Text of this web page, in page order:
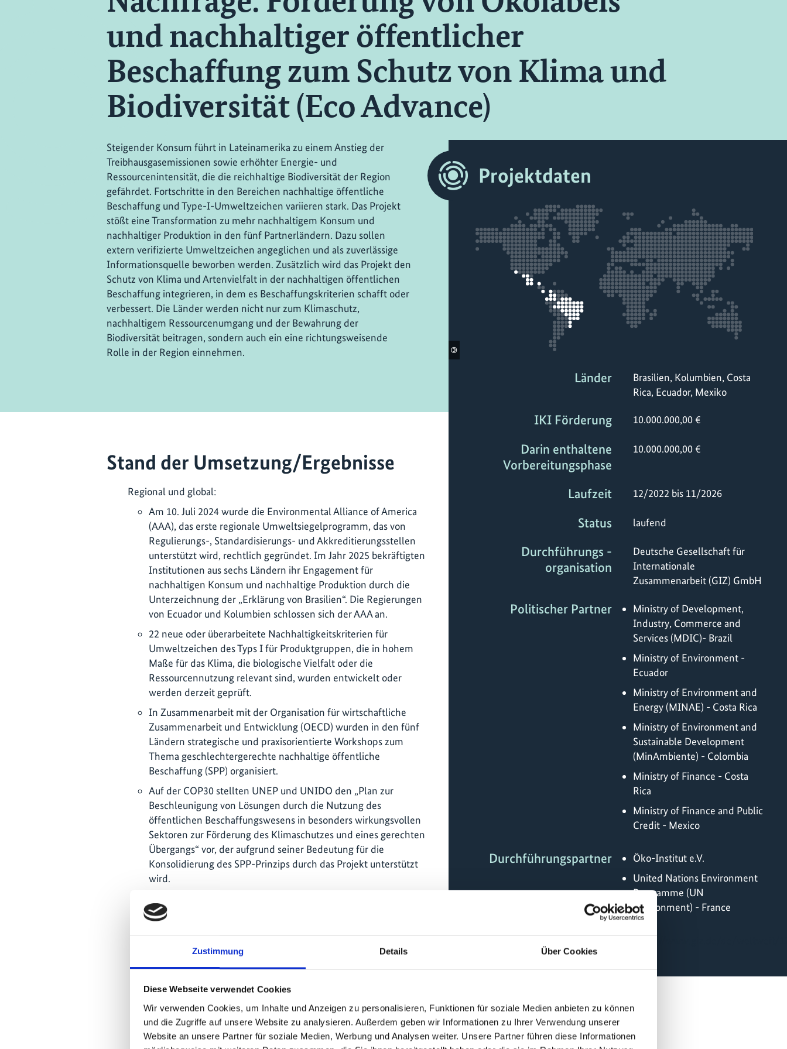
Zustimmung Details Über Cookies
Diese Webseite verwendet Cookies
Wir verwenden Cookies, um Inhalte und Anzeigen zu personalisieren, Funktionen für soziale Medien anbieten zu können
und die Zugriffe auf unsere Website zu analysieren. Außerdem geben wir Informationen zu Ihrer Verwendung unserer
Website an unsere Partner für soziale Medien, Werbung und Analysen weiter. Unsere Partner führen diese Informationen
und nachhaltiger öffentlicher
Beschaffung zum Schutz von Klima und
Biodiversität (Eco Advance)
Steigender Konsum führt in Lateinamerika zu einem Anstieg der
Treibhausgasemissionen sowie erhöhter Energie- und
Ressourcenintensität, die die reichhaltige Biodiversität der Region
gefährdet. Fortschritte in den Bereichen nachhaltige öffentliche
Beschaffung und Type-I-Umweltzeichen variieren stark. Das Projekt
stößt eine Transformation zu mehr nachhaltigem Konsum und
nachhaltiger Produktion in den fünf Partnerländern. Dazu sollen
extern verifizierte Umweltzeichen angeglichen und als zuverlässige
Informationsquelle beworben werden. Zusätzlich wird das Projekt den
Schutz von Klima und Artenvielfalt in der nachhaltigen öffentlichen
Beschaffung integrieren, in dem es Beschaffungskriterien schafft oder
verbessert. Die Länder werden nicht nur zum Klimaschutz,
nachhaltigem Ressourcenumgang und der Bewahrung der
Biodiversität beitragen, sondern auch ein eine richtungsweisende
Rolle in der Region einnehmen.
Projektdaten
©
Länder
Brasilien, Kolumbien, Costa
Rica, Ecuador, Mexiko
IKI Förderung 10.000.000,00 €
Darin enthaltene
Vorbereitungsphase
10.000.000,00 €
Laufzeit 12/2022 bis 11/2026
Status laufend
Durchführungs -
organisation
Deutsche Gesellschaft für
Internationale
Zusammenarbeit (GIZ) GmbH
Politischer Partner
Ministry of Development,
Industry, Commerce and
Services (MDIC)- Brazil
Ministry of Environment -
Ecuador
Ministry of Environment and
Energy (MINAE) - Costa Rica
Ministry of Environment and
Sustainable Development
(MinAmbiente) - Colombia
Ministry of Finance - Costa
Rica
Ministry of Finance and Public
Credit - Mexico
Durchführungspartner
Öko-Institut e.V.
United Nations Environment
Programme (UN
Environment) - France
Online
Stand der Umsetzung/Ergebnisse
Regional und global:
Am 10. Juli 2024 wurde die Environmental Alliance of America
(AAA), das erste regionale Umweltsiegelprogramm, das von
Regulierungs-, Standardisierungs- und Akkreditierungsstellen
unterstützt wird, rechtlich gegründet. Im Jahr 2025 bekräftigten
Institutionen aus sechs Ländern ihr Engagement für
nachhaltigen Konsum und nachhaltige Produktion durch die
Unterzeichnung der „Erklärung von Brasilien“. Die Regierungen
von Ecuador und Kolumbien schlossen sich der AAA an.
22 neue oder überarbeitete Nachhaltigkeitskriterien für
Umweltzeichen des Typs I für Produktgruppen, die in hohem
Maße für das Klima, die biologische Vielfalt oder die
Ressourcennutzung relevant sind, wurden entwickelt oder
werden derzeit geprüft.
In Zusammenarbeit mit der Organisation für wirtschaftliche
Zusammenarbeit und Entwicklung (OECD) wurden in den fünf
Ländern strategische und praxisorientierte Workshops zum
Thema geschlechtergerechte nachhaltige öffentliche
Beschaffung (SPP) organisiert.
Auf der COP30 stellten UNEP und UNIDO den „Plan zur
Beschleunigung von Lösungen durch die Nutzung des
öffentlichen Beschaffungswesens in besonders wirkungsvollen
Sektoren zur Förderung des Klimaschutzes und eines gerechten
Übergangs“ vor, der aufgrund seiner Bedeutung für die
Konsolidierung des SPP-Prinzips durch das Projekt unterstützt
wird.
Umweltzeichen-Kriterien für 14 Produkte entwickelt. In den
wurden. Die Maßnahmen behandelten bspw.
Umweltzertifizierung, nachhaltigen Konsum,
Lebenszyklusanalyse und anderen verwandte Themen. Bis zu 3
400 Teilnehmende wurden zu den Themen Umsetzung,